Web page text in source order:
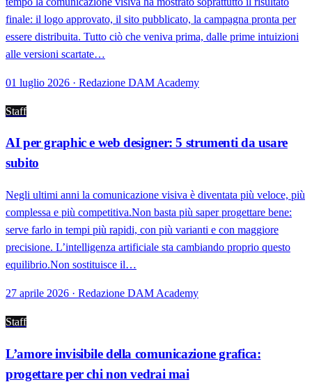
finale: il logo approvato, il sito pubblicato, la campagna pronta per
essere distribuita. Tutto ciò che veniva prima, dalle prime intuizioni
alle versioni scartate…
01 luglio 2026 · Redazione DAM Academy
Staff
AI per graphic e web designer: 5 strumenti da usare
subito
Negli ultimi anni la comunicazione visiva è diventata più veloce, più
complessa e più competitiva.Non basta più saper progettare bene:
serve farlo in tempi più rapidi, con più varianti e con maggiore
precisione. L’intelligenza artificiale sta cambiando proprio questo
equilibrio.Non sostituisce il…
27 aprile 2026 · Redazione DAM Academy
Staff
L’amore invisibile della comunicazione grafica:
progettare per chi non vedrai mai